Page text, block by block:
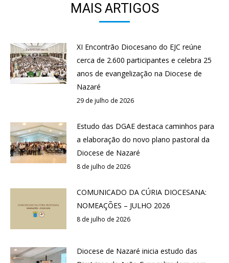
MAIS ARTIGOS
XI Encontrão Diocesano do EJC reúne
cerca de 2.600 participantes e celebra 25
anos de evangelização na Diocese de
Nazaré
29 de julho de 2026
Estudo das DGAE destaca caminhos para
a elaboração do novo plano pastoral da
Diocese de Nazaré
8 de julho de 2026
COMUNICADO DA CÚRIA DIOCESANA:
NOMEAÇÕES – JULHO 2026
8 de julho de 2026
Diocese de Nazaré inicia estudo das